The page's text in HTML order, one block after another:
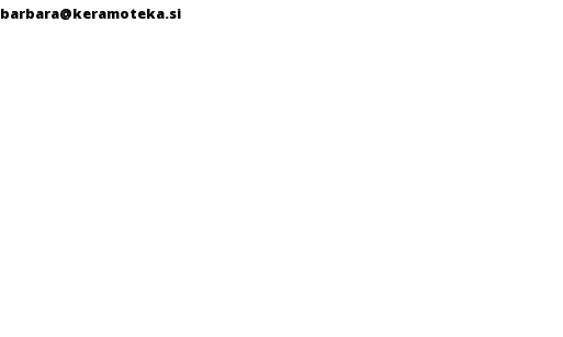
barbara@keramoteka.si